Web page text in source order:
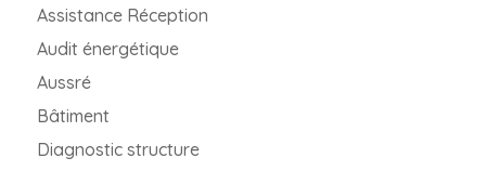
Assistance Réception
Audit énergétique
Aussré
Bâtiment
Diagnostic structure